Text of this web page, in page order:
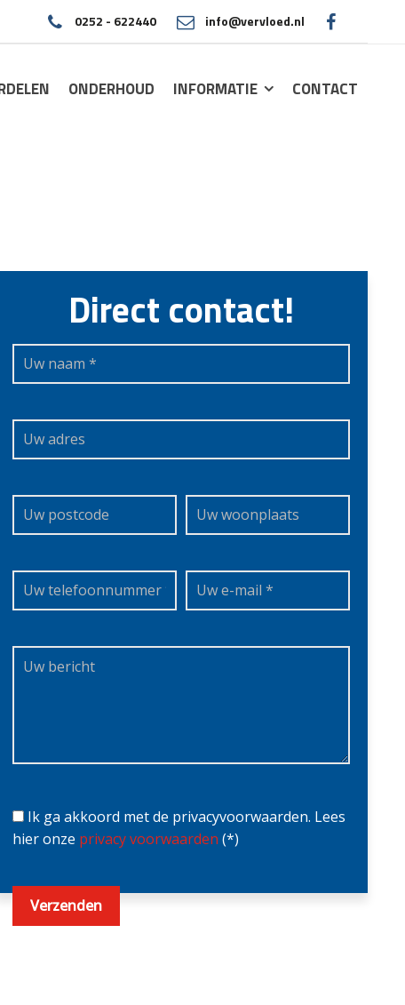
0252 - 622440 info@vervloed.nl
ONDERHOUD INFORMATIE CONTACT
Direct contact!
Ik ga akkoord met de privacyvoorwaarden. Lees
hier onze privacy voorwaarden (*)